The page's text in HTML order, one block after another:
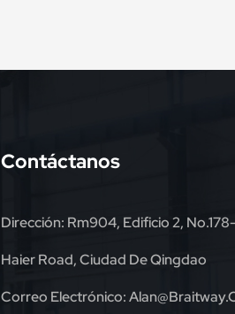
Contáctanos
Dirección: Rm904, Edificio 2,
Haier Road, Ciudad De Qingdao
Correo Electrónico: